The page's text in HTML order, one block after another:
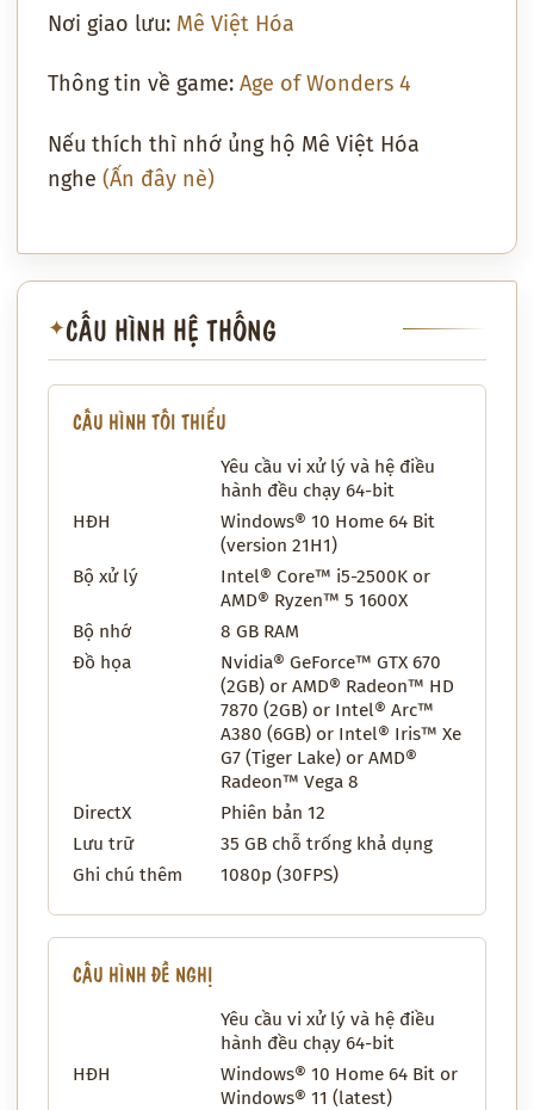
Nơi giao lưu: Mê Việt Hóa
Thông tin về game: Age of Wonders 4
Nếu thích thì nhớ ủng hộ Mê Việt Hóa
nghe (Ấn đây nè)
✦CẤU HÌNH HỆ THỐNG
CẤU HÌNH TỐI THIỂU
Yêu cầu vi xử lý và hệ điều
hành đều chạy 64-bit
HĐH
Windows® 10 Home 64 Bit
(version 21H1)
Bộ xử lý
Intel® Core™ i5-2500K or
AMD® Ryzen™ 5 1600X
Bộ nhớ
8 GB RAM
Đồ họa
Nvidia® GeForce™ GTX 670
(2GB) or AMD® Radeon™ HD
7870 (2GB) or Intel® Arc™
A380 (6GB) or Intel® Iris™ Xe
G7 (Tiger Lake) or AMD®
Radeon™ Vega 8
DirectX
Phiên bản 12
Lưu trữ
35 GB chỗ trống khả dụng
Ghi chú thêm
1080p (30FPS)
CẤU HÌNH ĐỀ NGHỊ
Yêu cầu vi xử lý và hệ điều
hành đều chạy 64-bit
HĐH
Windows® 10 Home 64 Bit or
Windows® 11 (latest)